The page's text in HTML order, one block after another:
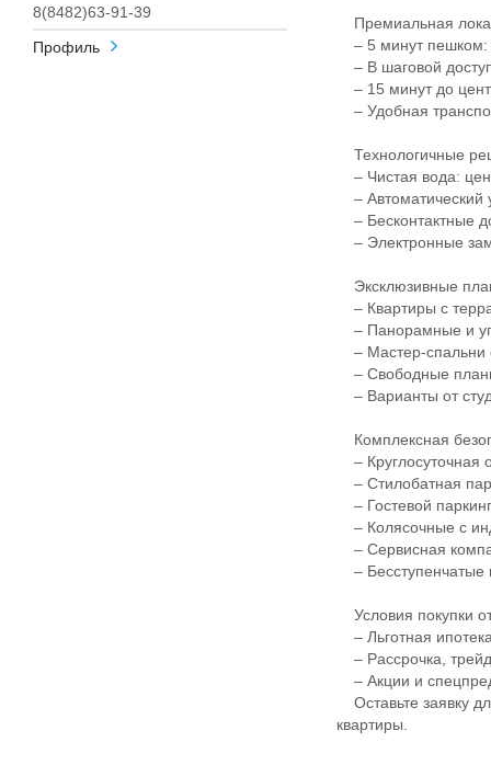
8(8482)63-91-39
Профиль
Премиальная
– 5 минут пешком:
– В шаговой
– 15 минут до
– Удобная
Технологичные
– Чистая вода:
– Автоматический
– Бесконтактные
– Электронные
Эксклюзивные
– Квартиры с
– Панорамные и
– Мастер-спальни
– Свободные
– Варианты от
Комплексная
– Круглосуточная
– Стилобатная
– Гостевой
– Колясочные с
– Сервисная
– Бесступенчатые
Условия покупки
– Льготная
– Рассрочка,
– Акции и
Оставьте заявку
квартиры.